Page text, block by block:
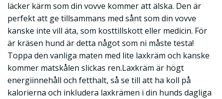
läcker kärm som din vovve kommer att älska. Den är
perfekt att ge tillsammans med sånt som din vovve
kanske inte vill äta, som kosttillskott eller medicin. För
är kräsen hund är detta något som ni måste testa!
Toppa den vanliga maten med lite laxkräm och kanske
kommer matskålen slickas ren.Laxkräm är högt
energiinnehåll och fetthalt, så se till att ha koll på
kalorierna och inkludera laxkrämen i din hunds dagliga